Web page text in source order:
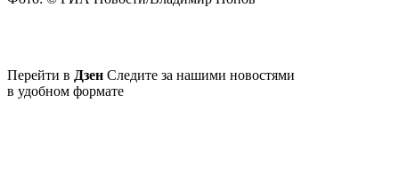
Перейти в Дзен Следите за нашими новостями
в удобном формате